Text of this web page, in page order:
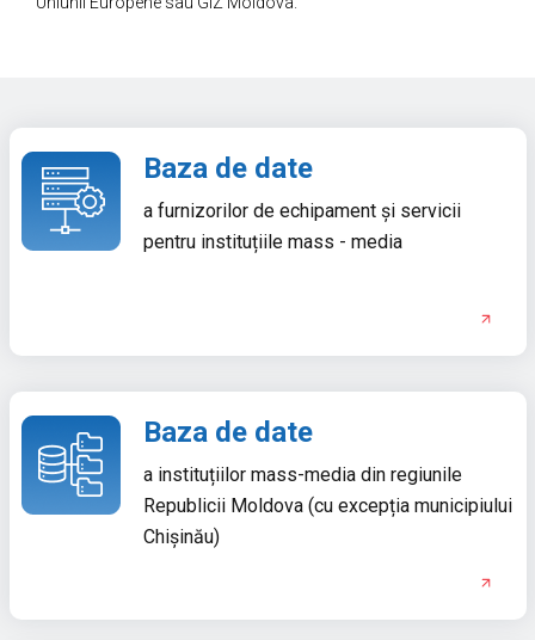
Baza de date
a furnizorilor de echipament și servicii
pentru instituțiile mass - media
Baza de date
a instituțiilor mass-media din regiunile
Republicii Moldova (cu excepția municipiului
Chișinău)